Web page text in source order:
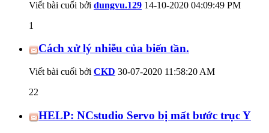
Viết bài cuối bởi dungvu.129 14-10-2020 04:09:49 PM
1
Cách xử lý nhiễu của biến tần.
Viết bài cuối bởi CKD 30-07-2020 11:58:20 AM
22
HELP: NCstudio Servo bị mất bước trục Y